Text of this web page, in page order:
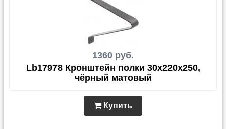
1360 руб.
Lb17978 Кронштейн полки 30x220x250,
чёрный матовый
Купить